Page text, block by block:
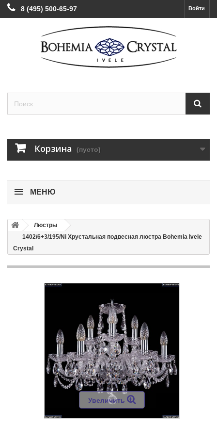
Войти
8 (495) 500-65-97
Корзина (пусто)
МЕНЮ
Люстры
1402/6+3/195/Ni Хрустальная подвесная люстра Bohemia Ivele
Crystal
Увеличить